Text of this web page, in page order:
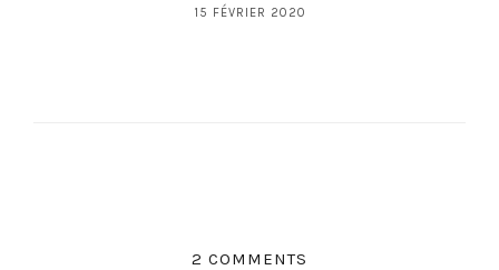
15 FÉVRIER 2020
2 COMMENTS